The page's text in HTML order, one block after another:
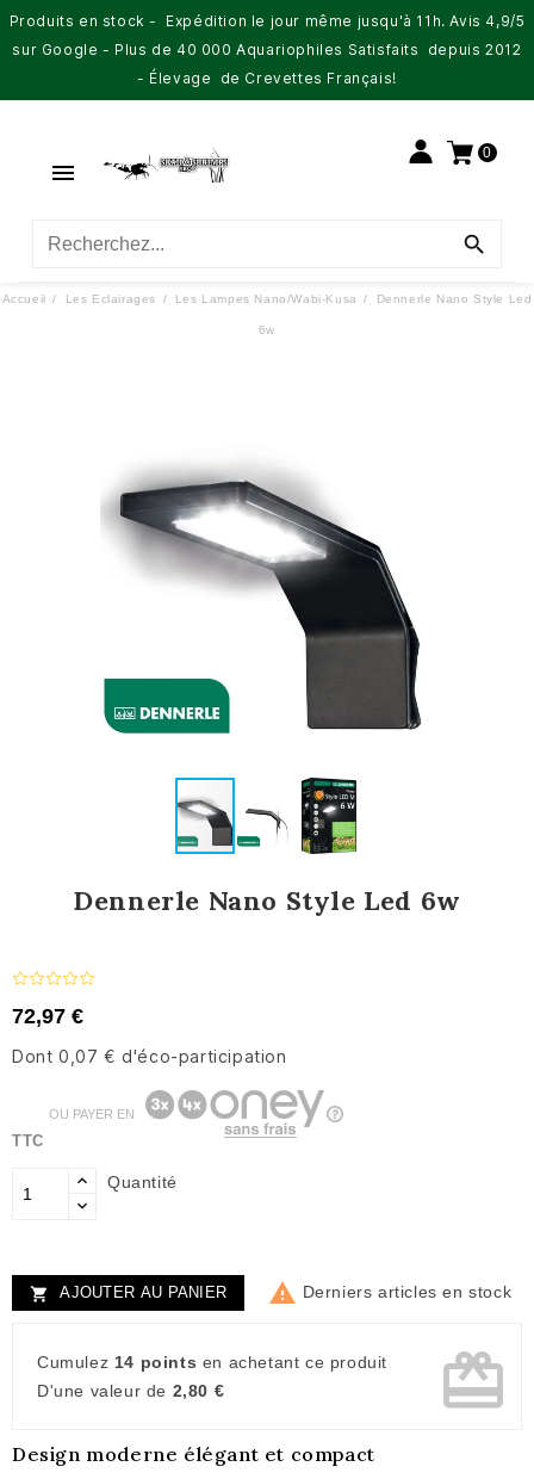
Produits en stock - Expédition le jour même jusqu'à 11h. Avis 4,9/5
sur Google - Plus de 40 000 Aquariophiles Satisfaits depuis 2012
- Élevage de Crevettes Français!

0

Accueil Les Eclairages Les Lampes Nano/Wabi-Kusa Dennerle Nano Style Led
6w
Dennerle Nano Style Led 6w
72,97 €
Dont 0,07 € d'éco-participation
TTC
OU PAYER EN
Quantité
 AJOUTER AU PANIER  Derniers articles en stock
Cumulez 14 points en achetant ce produit
D'une valeur de 2,80 € card_giftcard
Design moderne élégant et compact